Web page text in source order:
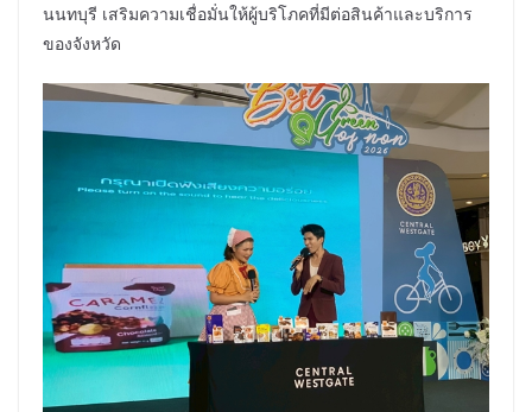
นนทบุรี เสริมความเชื่อมั่นให้ผู้บริโภคที่มีต่อสินค้าและบริการ
ของจังหวัด